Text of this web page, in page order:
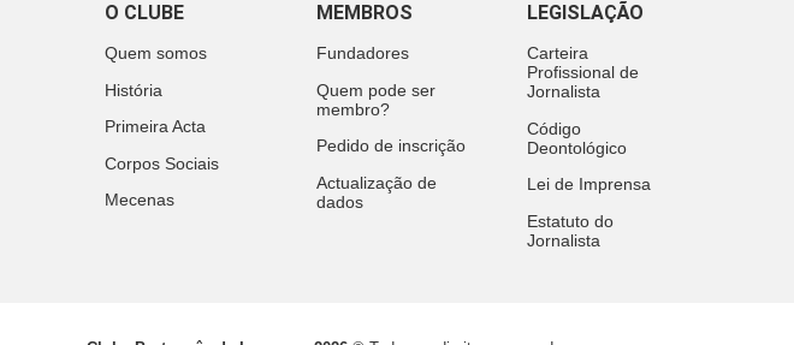
O CLUBE
Quem somos
História
Primeira Acta
Corpos Sociais
Mecenas
MEMBROS
Fundadores
Quem pode ser
membro?
Pedido de inscrição
Actualização de
dados
LEGISLAÇÃO
Carteira
Profissional de
Jornalista
Código
Deontológico
Lei de Imprensa
Estatuto do
Jornalista